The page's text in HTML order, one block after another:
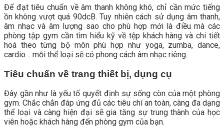
Để đạt tiêu chuẩn về âm thanh không khó, chỉ cần mức tiếng
ồn không vượt quá 90dcB. Tuy nhiên cách sử dụng âm thanh,
âm nhạc và âm lượng sao cho phù hợp mới là điều mà các
phòng tập gym cần tìm hiểu kỹ về tệp khách hàng và chi tiết
hoá theo từng bộ môn phù hợp như yoga, zumba, dance,
cardio… mỗi thể loại sẽ có phong cách âm nhạc riêng.
Tiêu chuẩn về trang thiết bị, dụng cụ
Đây gần như là yếu tố quyết định sự sống còn của một phòng
gym. Chắc chắn đáp ứng đủ các tiêu chí an toàn, càng đa dạng
thể loại và càng hiện đại sẽ gia tăng sự trung thành của học
viên hoặc khách hàng đến phòng gym của bạn.